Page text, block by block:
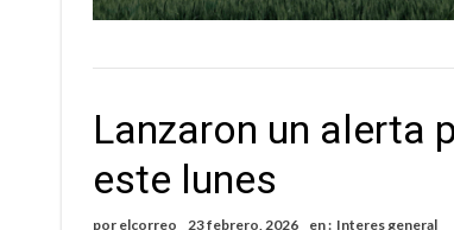
Lanzaron un alerta
este lunes
por elcorreo 23 febrero, 2026 en : Interes general